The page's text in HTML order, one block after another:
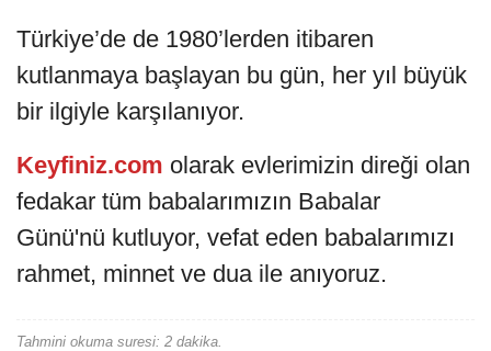
Türkiye’de de 1980’lerden itibaren
kutlanmaya başlayan bu gün, her yıl büyük
bir ilgiyle karşılanıyor.
Keyfiniz.com olarak evlerimizin direği olan
fedakar tüm babalarımızın Babalar
Günü'nü kutluyor, vefat eden babalarımızı
rahmet, minnet ve dua ile anıyoruz.
Tahmini okuma suresi: 2 dakika.